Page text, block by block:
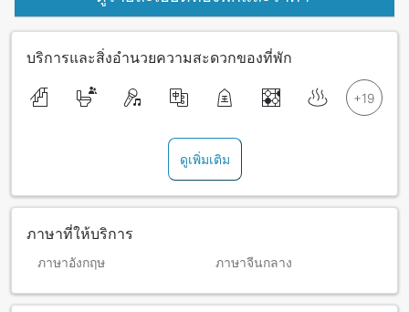
บริการและสิ่งอำนวยความสะดวกของที่พัก
ดูเพิ่มเติม
ภาษาที่ให้บริการ
ภาษาอังกฤษ ภาษาจีนกลาง